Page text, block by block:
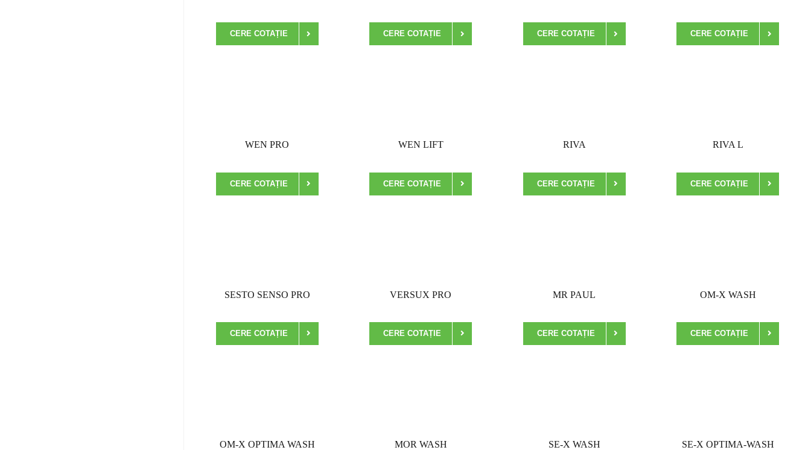
CERE COTAȚIE CERE COTAȚIE CERE COTAȚIE CERE COTAȚIE
WEN PRO
CERE COTAȚIE
WEN LIFT
CERE COTAȚIE
RIVA
CERE COTAȚIE
RIVA L
CERE COTAȚIE
SESTO SENSO PRO
CERE COTAȚIE
VERSUX PRO
CERE COTAȚIE
MR PAUL
CERE COTAȚIE
OM-X WASH
CERE COTAȚIE
OM-X OPTIMA WASH MOR WASH SE-X WASH SE-X OPTIMA-WASH